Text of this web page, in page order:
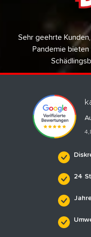
Sehr geehrte
Pandemie
24